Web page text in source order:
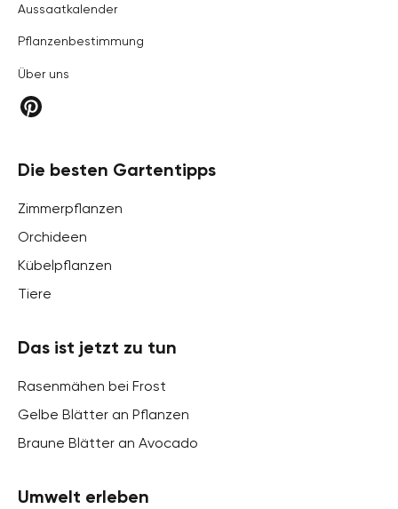
Aussaatkalender
Pflanzenbestimmung
Über uns
Die besten Gartentipps
Zimmerpflanzen
Orchideen
Kübelpflanzen
Tiere
Das ist jetzt zu tun
Rasenmähen bei Frost
Gelbe Blätter an Pflanzen
Braune Blätter an Avocado
Umwelt erleben